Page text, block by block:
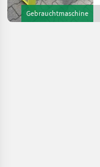
Gebrauchtmaschine